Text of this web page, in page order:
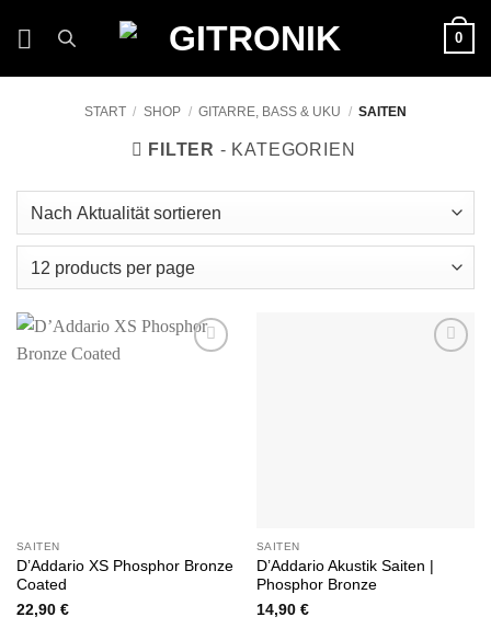
0
START / SHOP / GITARRE, BASS & UKU / SAITEN
FILTER
SAITEN
D’Addario XS Phosphor Bronze
Coated
22,90 €
SAITEN
D’Addario Akustik Saiten |
Phosphor Bronze
14,90 €